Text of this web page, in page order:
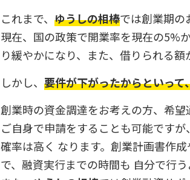
これまで、 ゆうしの相棒では創業期の
現在、国の政策で開業率を現在の5%
り緩やかになり、また、借りられる額
しかし、 要件が下がったからといっ
創業時の資金調達をお考えの方、希
ご自身で申請をすることも可能です
確率は高く なります。創業計画書作
で、融資実行までの時間も 自分で行う